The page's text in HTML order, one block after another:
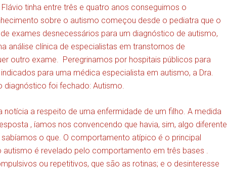
tinha entre três e quatro anos conseguimos o
sobre o autismo começou desde o pediatra que o
exames desnecessários para um diagnóstico de autismo,
análise clínica de especialistas em transtornos de
outro exame. Peregrinamos por hospitais públicos para
para uma médica especialista em autismo, a Dra.
foi fechado: Autismo.
notícia a respeito de uma enfermidade de um filho. A medida
, íamos nos convencendo que havia, sim, algo diferente
o que. O comportamento atípico é o principal
é revelado pelo comportamento em três bases .
ou repetitivos, que são as rotinas; e o desinteresse